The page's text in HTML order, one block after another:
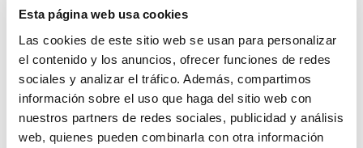
Esta página web usa cookies
Las cookies de este sitio web se usan para personalizar
el contenido y los anuncios, ofrecer funciones de redes
sociales y analizar el tráfico. Además, compartimos
información sobre el uso que haga del sitio web con
nuestros partners de redes sociales, publicidad y análisis
web, quienes pueden combinarla con otra información
¿Has olvidado tu contraseña?